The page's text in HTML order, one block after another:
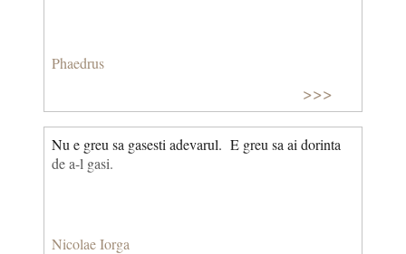
Phaedrus
>>>
Nu e greu sa gasesti adevarul. E greu sa ai dorinta
de a-l gasi.
Nicolae Iorga